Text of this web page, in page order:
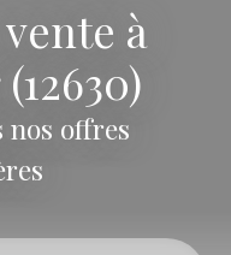
à
nos offres